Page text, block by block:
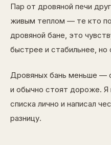
Пар от дровяной печи
живым теплом — те кто
дровяной бане, это
быстрее и стабильнее,
Дровяных бань меньше —
и обычно стоят дороже. Я
списка лично и написал
разницу.